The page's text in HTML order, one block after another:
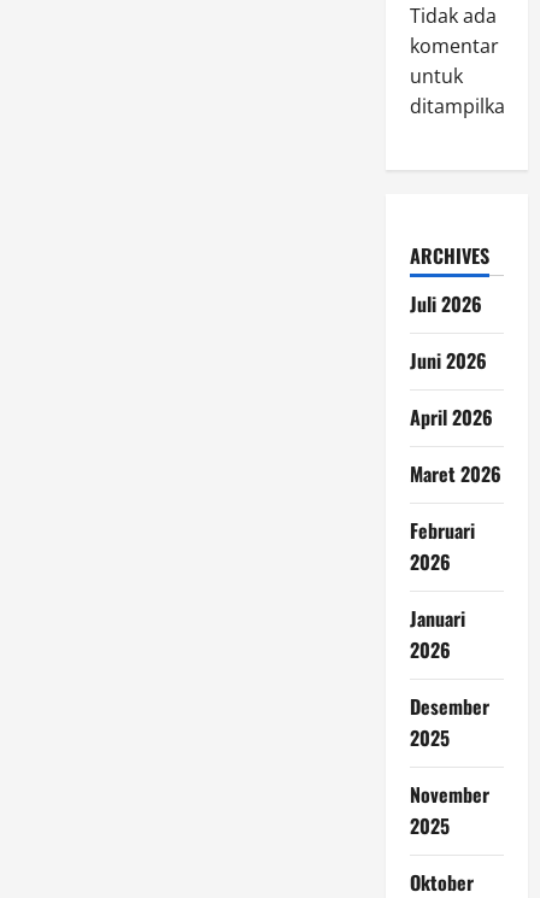
Tidak ada
komentar
untuk
ditampilkan.
ARCHIVES
Juli 2026
Juni 2026
April 2026
Maret 2026
Februari
2026
Januari
2026
Desember
2025
November
2025
Oktober